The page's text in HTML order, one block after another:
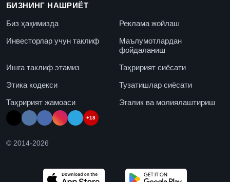
БИЗНИНГ НАШРИЁТ
Биз ҳақимизда
Реклама жойлаш
Инвесторлар учун таклиф
Маълумотлардан
фойдаланиш
Ишга таклиф этамиз
Таҳририят сиёсати
Этика кодекси
Тузатишлар сиёсати
Таҳририят жамоаси
Эгалик ва молиялаштириш
+18
© 2014-2026